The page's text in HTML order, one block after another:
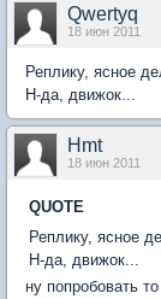
Qwertyq
18 июн 2011
Реплику, ясное
Н-да, движок...
Hmt
18 июн 2011
QUOTE
Реплику, ясное
Н-да, движок...
ну попробовать